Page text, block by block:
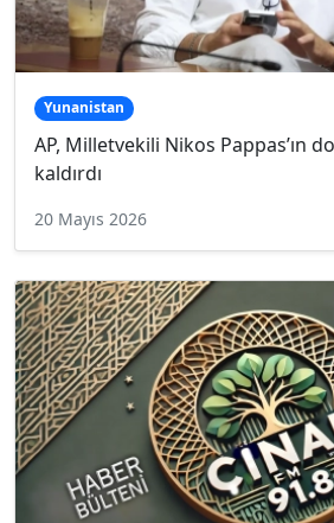
Yunanistan
AP, Milletvekili Nikos Pappas’ın
kaldırdı
20 Mayıs 2026